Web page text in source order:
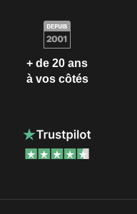
+ de 20 ans
à vos côtés